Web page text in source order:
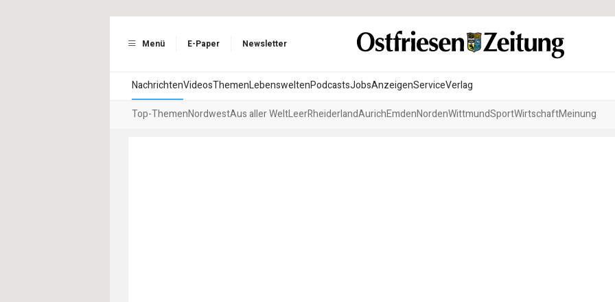
Menü E-Paper Newsletter
NachrichtenVideosThemenLebensweltenPodcastsJobsAnzeigenServiceVerlag
Top-ThemenNordwestAus aller WeltLeerRheiderlandAurichEmdenNordenWittmundSportWirtschaftMeinung